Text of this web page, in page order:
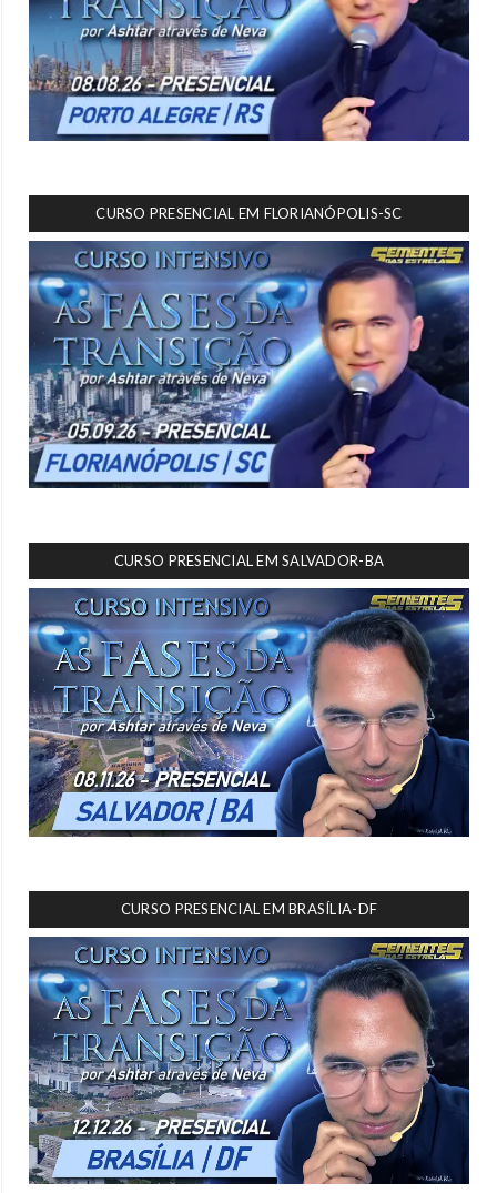
CURSO PRESENCIAL EM FLORIANÓPOLIS-SC
CURSO PRESENCIAL EM SALVADOR-BA
CURSO PRESENCIAL EM BRASÍLIA-DF